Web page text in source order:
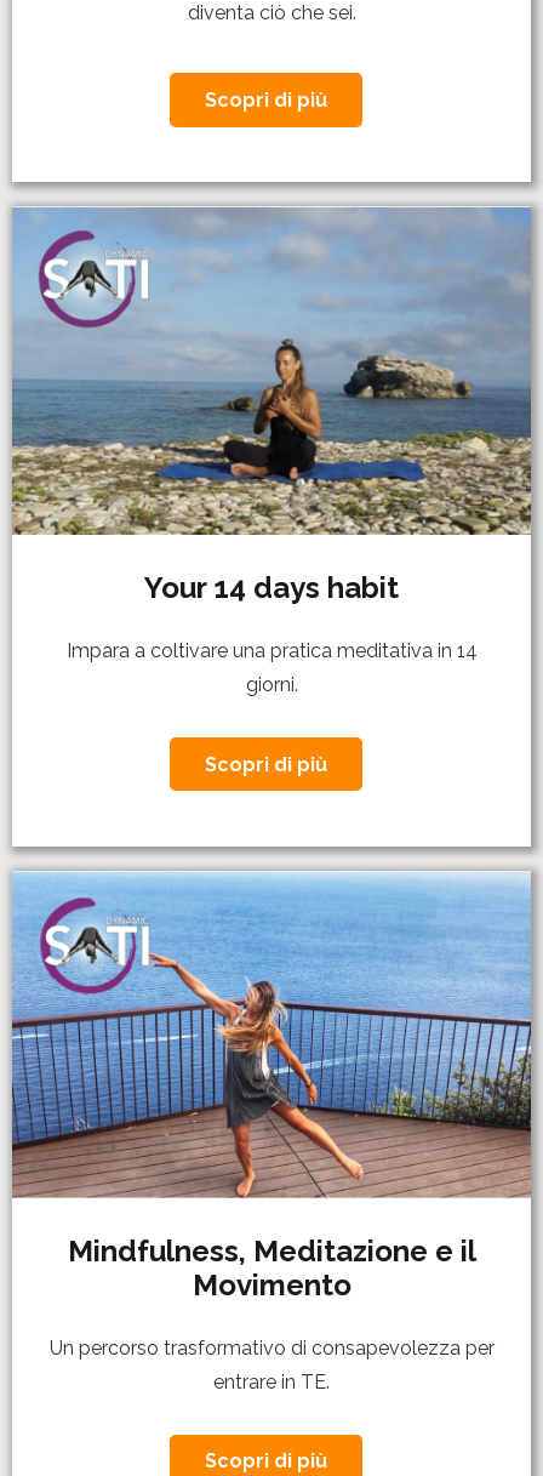
diventa ciò che sei.
Scopri di più
Your 14 days habit
Impara a coltivare una pratica meditativa in 14
giorni.
Scopri di più
Mindfulness, Meditazione e il
Movimento
Un percorso trasformativo di consapevolezza per
entrare in TE.
Scopri di più